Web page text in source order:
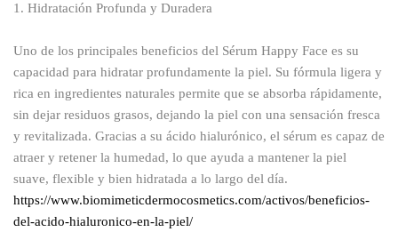
1. Hidratación Profunda y Duradera
Uno de los principales beneficios del Sérum Happy Face es su
capacidad para hidratar profundamente la piel. Su fórmula ligera y
rica en ingredientes naturales permite que se absorba rápidamente,
sin dejar residuos grasos, dejando la piel con una sensación fresca
y revitalizada. Gracias a su ácido hialurónico, el sérum es capaz de
atraer y retener la humedad, lo que ayuda a mantener la piel
suave, flexible y bien hidratada a lo largo del día.
https://www.biomimeticdermocosmetics.com/activos/beneficios-
del-acido-hialuronico-en-la-piel/